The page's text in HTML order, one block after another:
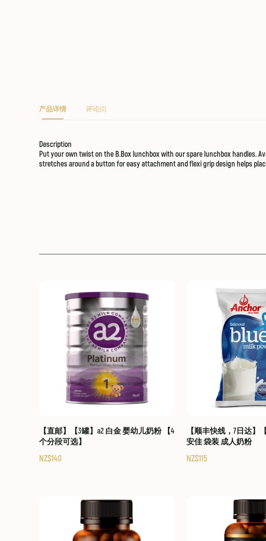
产品详情 评论(0)
Description
Put your own twist on the B.Box lunchbox with our spare lunchbox handles.
stretches around a button for easy attachment and flexi grip design helps
【直邮】【3罐】a2 白金 婴幼儿奶粉 【4
个分段可选】
NZ$140
【顺丰快线，7日达】
安佳 袋装 成人奶粉
NZ$115